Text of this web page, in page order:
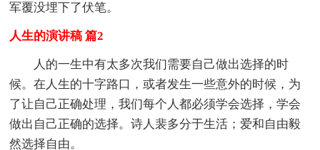
军覆没埋下了伏笔。
人生的演讲稿 篇2
人的一生中有太多次我们需要自己做出选择的时
候。在人生的十字路口，或者发生一些意外的时候，为
了让自己正确处理，我们每个人都必须学会选择，学会
做出自己正确的选择。诗人裴多分于生活；爱和自由毅
然选择自由。